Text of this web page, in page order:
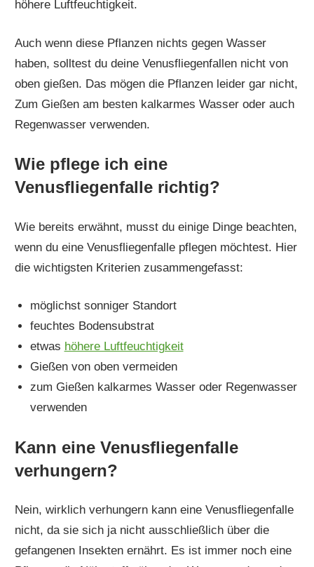
höhere Luftfeuchtigkeit.
Auch wenn diese Pflanzen nichts gegen Wasser
haben, solltest du deine Venusfliegenfallen nicht von
oben gießen. Das mögen die Pflanzen leider gar nicht,
Zum Gießen am besten kalkarmes Wasser oder auch
Regenwasser verwenden.
Wie pflege ich eine
Venusfliegenfalle richtig?
Wie bereits erwähnt, musst du einige Dinge beachten,
wenn du eine Venusfliegenfalle pflegen möchtest. Hier
die wichtigsten Kriterien zusammengefasst:
möglichst sonniger Standort
feuchtes Bodensubstrat
etwas höhere Luftfeuchtigkeit
Gießen von oben vermeiden
zum Gießen kalkarmes Wasser oder Regenwasser
verwenden
Kann eine Venusfliegenfalle
verhungern?
Nein, wirklich verhungern kann eine Venusfliegenfalle
nicht, da sie sich ja nicht ausschließlich über die
gefangenen Insekten ernährt. Es ist immer noch eine